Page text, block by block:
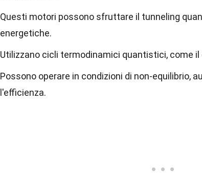
Questi motori possono sfruttare il tunneling
energetiche.
Utilizzano cicli termodinamici quantistici, come
Possono operare in condizioni di non-equilibrio,
l'efficienza.